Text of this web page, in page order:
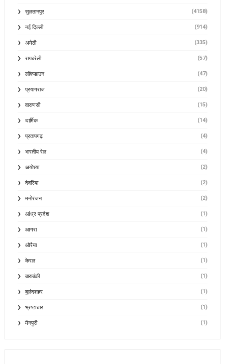
सुलतानपुर (4158)
नई दिल्ली (914)
अमेठी (335)
रायबरेली (57)
लॉकडाउन (47)
प्रयागराज (20)
वाराणसी (15)
धार्मिक (14)
प्रतापगढ़ (4)
भारतीय रेल (4)
अयोध्या (2)
देवरिया (2)
मनोरंजन (2)
आंध्र प्रदेश (1)
आगरा (1)
औरैया (1)
केरल (1)
बाराबंकी (1)
बुलंदशहर (1)
भ्रष्टाचार (1)
मैनपुरी (1)